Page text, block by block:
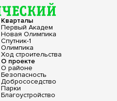
Кварталы
Первый Академ
Новая Олимпика
Спутник-1
Олимпика
Ход строительства
О проекте
О районе
Безопасность
Добрососедство
Парки
Благоустройство